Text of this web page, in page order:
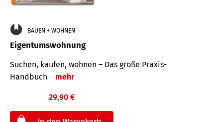
BAUEN + WOHNEN
Eigentumswohnung
Suchen, kaufen, wohnen – Das große Praxis-
Handbuch
mehr
29,90 €